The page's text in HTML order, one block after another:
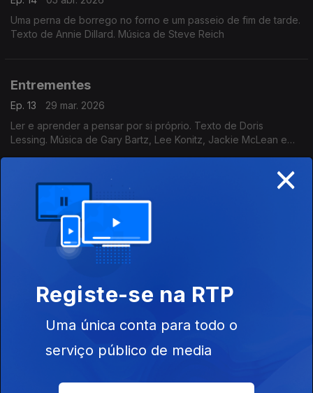
Uma perna de borrego no forno e um passeio de fim de tarde.
Texto de Annie Dillard. Música de Steve Reich
Entrementes
Ep. 13
29 mar. 2026
Ler e aprender a pensar por si próprio. Texto de Doris
Lessing. Música de Gary Bartz, Lee Konitz, Jackie McLean e
Entrementes
22 mar. 2026
Quando rotina e felicidade são, apenas, duas etapas do
desejo. Texto de Anita Brookner. Música de Egberto Gismonti
por Eddie Daniels
Entrementes
15 mar. 2026
Entre a nostalgia do familiar e a urgência do desconhecido.
Texto de Carson McCullers. Música de Matthew Tavares &
×
Registe-se na RTP
Uma única conta para todo o
serviço público de media